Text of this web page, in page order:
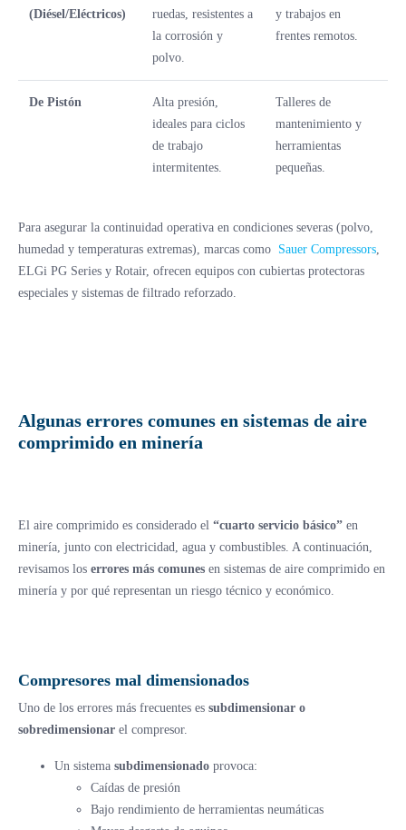
(Diésel/Eléctricos)
ruedas, resistentes a
la corrosión y
polvo.
y trabajos en
frentes remotos.
De Pistón
Alta presión,
ideales para ciclos
de trabajo
intermitentes.
Talleres de
mantenimiento y
herramientas
pequeñas.
Para asegurar la continuidad operativa en condiciones severas (polvo,
humedad y temperaturas extremas), marcas como Sauer Compressors
ELGi PG Series y Rotair, ofrecen equipos con cubiertas protectoras
especiales y sistemas de filtrado reforzado.
Algunas errores comunes en sistemas de aire
comprimido en minería
El aire comprimido es considerado el “cuarto servicio básico” en
minería, junto con electricidad, agua y combustibles. A continuación,
revisamos los errores más comunes en sistemas de aire comprimido en
minería y por qué representan un riesgo técnico y económico.
Compresores mal dimensionados
Uno de los errores más frecuentes es subdimensionar o
sobredimensionar el compresor.
Un sistema subdimensionado provoca:
Caídas de presión
Bajo rendimiento de herramientas neumáticas